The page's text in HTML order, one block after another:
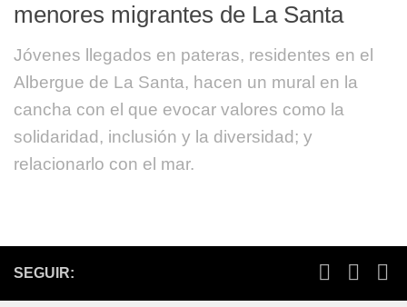
menores migrantes de La Santa
Jóvenes llegados en pateras, residentes en el
Albergue de La Santa, hacen un mural en la
cancha con el que evocar valores como la
solidaridad, inclusión y la diversidad; y
relacionarlo con el mar.
SEGUIR: